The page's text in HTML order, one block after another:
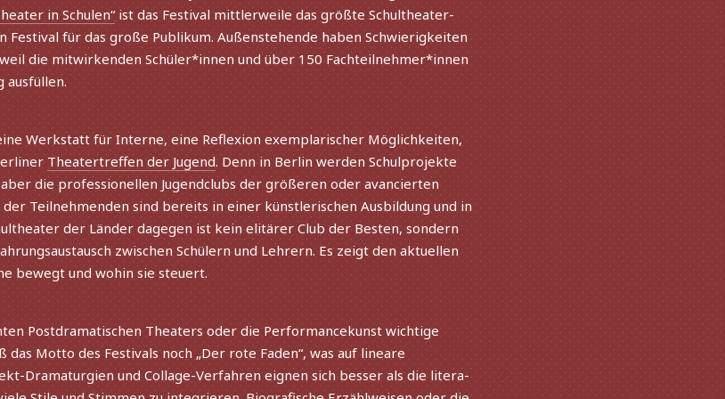
in Schulen“ist das Festival mitt­ler­weile das größte Schultheater-
Festival für das große Publikum. Außenstehende haben Schwierigkeiten
die mitwir­ken­den Schüler*innen und über 150 Fachteilnehmer*innen
ausfüllen.
Werkstatt für Interne, eine Reflexion exem­pla­ri­scher Möglichkeiten,
Theatertreffen der Jugend. Denn in Berlin werden Schulprojekte
die profes­sio­nel­len Jugendclubs der größe­ren oder avan­cier­ten
Teilnehmenden sind bereits in einer künst­le­ri­schen Ausbildung und in
der Länder dage­gen ist kein elitä­rer Club der Besten, sondern
zwischen Schülern und Lehrern. Es zeigt den aktu­el­len
bewegt und wohin sie steuert.
Postdramatischen Theaters oder die Performancekunst wich­tige
Motto des Festivals noch „Der rote Faden“, was auf lineare
Dramaturgien und Collage-Verfahren eignen sich besser als die lite­ra­